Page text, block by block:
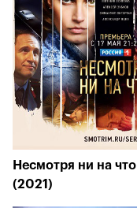
Несмотря ни на что
(2021)